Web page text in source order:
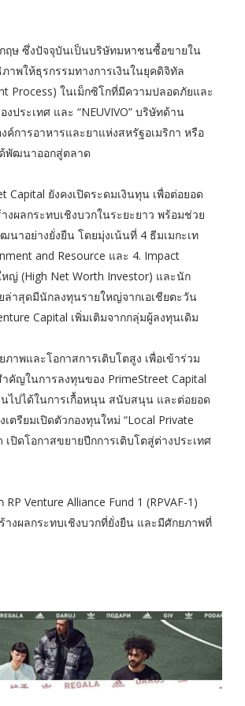
ฤษ ซึ่งปัจจุบันเป็นบริษัทมหาชนซื้อขายใน
าพให้ธุรกรรมทางการเงินในยุคดิจิทัล
Process) ในเม็กซิโกที่มีความปลอดภัยและ
ระเทศ และ “NEUVIVO” บริษัทด้าน
การอาหารและยาแห่งสหรัฐอเมริกา หรือ
ด้พัฒนาออกสู่ตลาด
ยังคงเปิดระดมเงินทุน เพื่อต่อยอด
ผลกระทบเชิงบวกในระยะยาว พร้อมช่วย
าอย่างยั่งยืน โดยมุ่งเน้นที่ 4 ธีมเมกะเท
and Resource และ 4. Impact
ญ่ (High Net Worth Investor) และนัก
ล่าสุดมีนักลงทุนรายใหญ่จากเอเชียตะวัน
Capital เพิ่มเติมจากกลุ่มผู้ลงทุนเดิม
าพและโอกาสการเติบโตสูง เพื่อเข้าร่วม
คัญในการลงทุนของ PrimeStreet Capital
ไปได้ในการเกื้อหนุน สนับสนุน และต่อยอด
ตรียมเปิดตัวกองทุนใหม่ “Local Private
เปิดโอกาสขยายปีกการเติบโตสู่ต่างประเทศ
Venture Alliance Fund 1 (RPVAF-1)
างผลกระทบเชิงบวกที่ยั่งยืน และมีศักยภาพที่